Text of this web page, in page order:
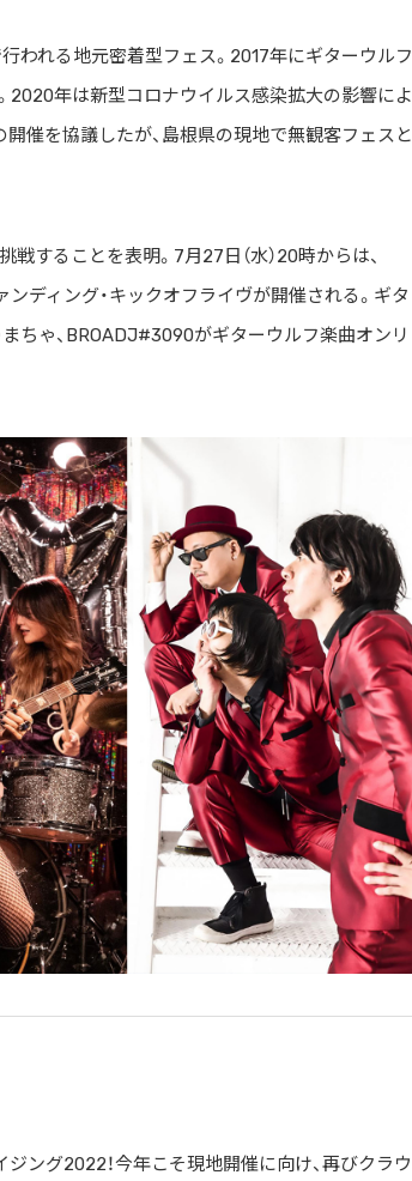
行われる地元密着型フェス。2017年にギターウルフ
2020年は新型コロナウイルス感染拡大の影響によ
催を協議したが、島根県の現地で無観客フェスと
することを表明。7月27日（水）20時からは、
ディング・キックオフライヴが開催される。ギタ
ちゃ、BROADJ#3090がギターウルフ楽曲オンリ
ング2022！今年こそ現地開催に向け、再びクラウ